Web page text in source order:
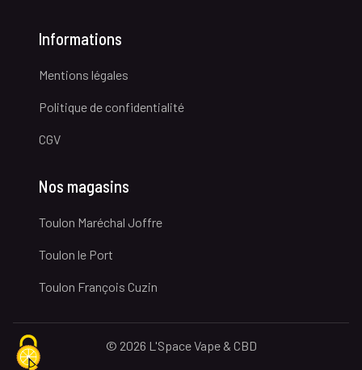
Informations
Mentions légales
Politique de confidentialité
CGV
Nos magasins
Toulon Maréchal Joffre
Toulon le Port
Toulon François Cuzin
© 2026 L'Space Vape & CBD